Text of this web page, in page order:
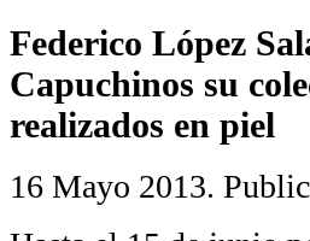
Federico López
Capuchinos su
realizados en piel
16 Mayo 2013.